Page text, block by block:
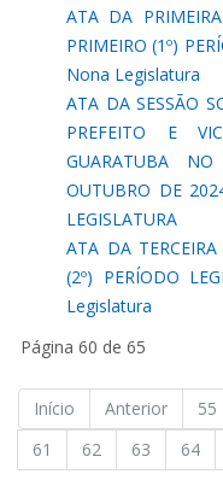
ATA DA
PRIMEIRO (1º)
Nona Legislatura
ATA DA SESSÃO
PREFEITO E
GUARATUBA
OUTUBRO DE
LEGISLATURA
ATA DA
(2º) PERÍODO
Legislatura
Página 60 de 65
Início Anterior 55
61
62 63 64